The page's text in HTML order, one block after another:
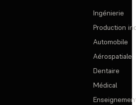
Ingénierie
Production
Automobile
Aérospatiale
Dentaire
Médical